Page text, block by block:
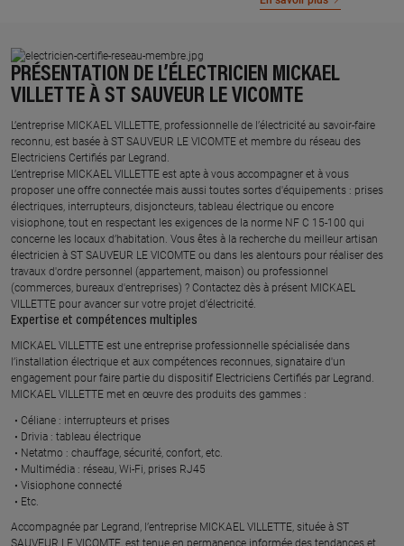
PRÉSENTATION DE L’ÉLECTRICIEN MICKAEL
VILLETTE À ST SAUVEUR LE VICOMTE
L’entreprise MICKAEL VILLETTE, professionnelle de l’électricité au savoir-faire
reconnu, est basée à ST SAUVEUR LE VICOMTE et membre du réseau des
Electriciens Certifiés par Legrand.​
L’entreprise MICKAEL VILLETTE est apte à vous accompagner et à vous
proposer une offre connectée mais aussi toutes sortes d'équipements : prises
électriques, interrupteurs, disjoncteurs, tableau électrique ou encore
visiophone, tout en respectant les exigences de la norme NF C 15-100 qui
concerne les locaux d’habitation. Vous êtes à la recherche du meilleur artisan
électricien à ST SAUVEUR LE VICOMTE ou dans les alentours pour réaliser des
travaux d'ordre personnel (appartement, maison) ou professionnel
(commerces, bureaux d'entreprises) ? Contactez dès à présent MICKAEL
VILLETTE pour avancer sur votre projet d’électricité.
Expertise et compétences multiples​
​MICKAEL VILLETTE est une entreprise professionnelle spécialisée dans
l’installation électrique et aux compétences reconnues, ​signataire d'un
engagement pour faire partie du dispositif Electriciens Certifiés par Legrand​.
MICKAEL VILLETTE met en œuvre des produits des gammes : ​
Céliane : interrupteurs et prises ​
Drivia : tableau électrique ​
Netatmo : chauffage, sécurité, confort, etc.​
Multimédia : réseau, Wi-Fi, prises RJ45​
Visiophone connecté​
Etc.​
​Accompagnée par Legrand, l’entreprise MICKAEL VILLETTE, située à ST
SAUVEUR LE VICOMTE, est tenue en permanence informée des tendances et